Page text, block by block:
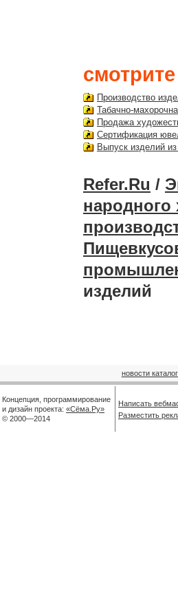
Производство
Табачно-
Продажа
Сертификация
Выпуск изделий
Refer.Ru /
народного
изделий
новости
Концепция, программирование
и дизайн проекта: «Сёма.Ру»
© 2000—2014
Написать
Разместить